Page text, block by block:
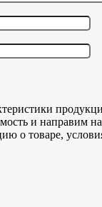
и направим на
о товаре,